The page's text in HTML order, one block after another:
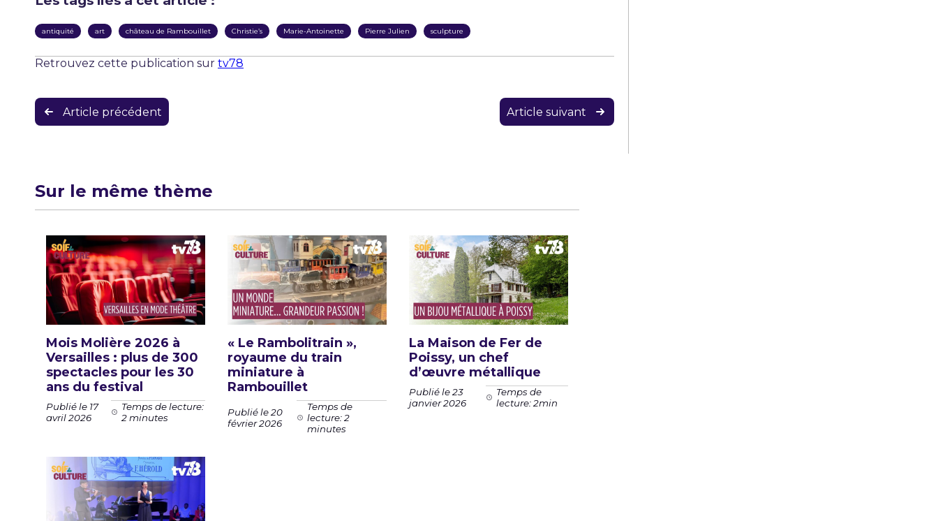
antiquité art château de Rambouillet Christie’s Marie-Antoinette Pierre Julien sculpture
Retrouvez cette publication sur tv78
Navigation
de
Article précédent Article suivant
Sur le même thème
Mois Molière 2026 à
Versailles : plus de 300
spectacles pour les 30
ans du festival
Publié le 17
avril 2026
Temps de lecture:
2 minutes
« Le Rambolitrain »,
royaume du train
miniature à
Rambouillet
Publié le 20
février 2026
Temps de
lecture: 2
minutes
La Maison de Fer de
Poissy, un chef
d’œuvre métallique
Publié le 23
janvier 2026
Temps de
lecture: 2min